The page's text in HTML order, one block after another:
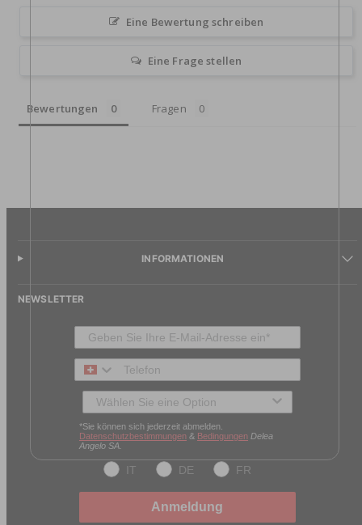
Eine Bewertung schreiben
Eine Frage stellen
Bewertungen Fragen
INFORMATIONEN
NEWSLETTER
Telefon
Typ des Kunden
*Sie können sich jederzeit abmelden.
Datenschutzbestimmungen& Bedingungen Delea
Angelo SA.
IT DE FR
Anmeldung